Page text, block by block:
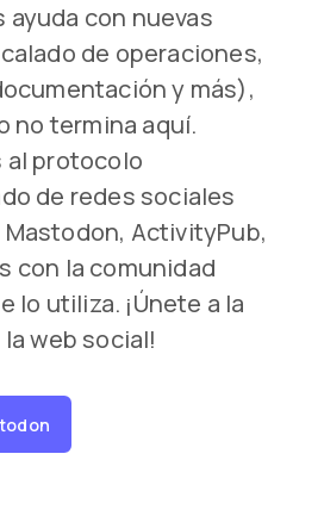
con nuevas
de operaciones,
y más),
no termina aquí.
protocolo
de redes sociales
ActivityPub,
con la comunidad
lo utiliza. ¡Únete a la
web social!